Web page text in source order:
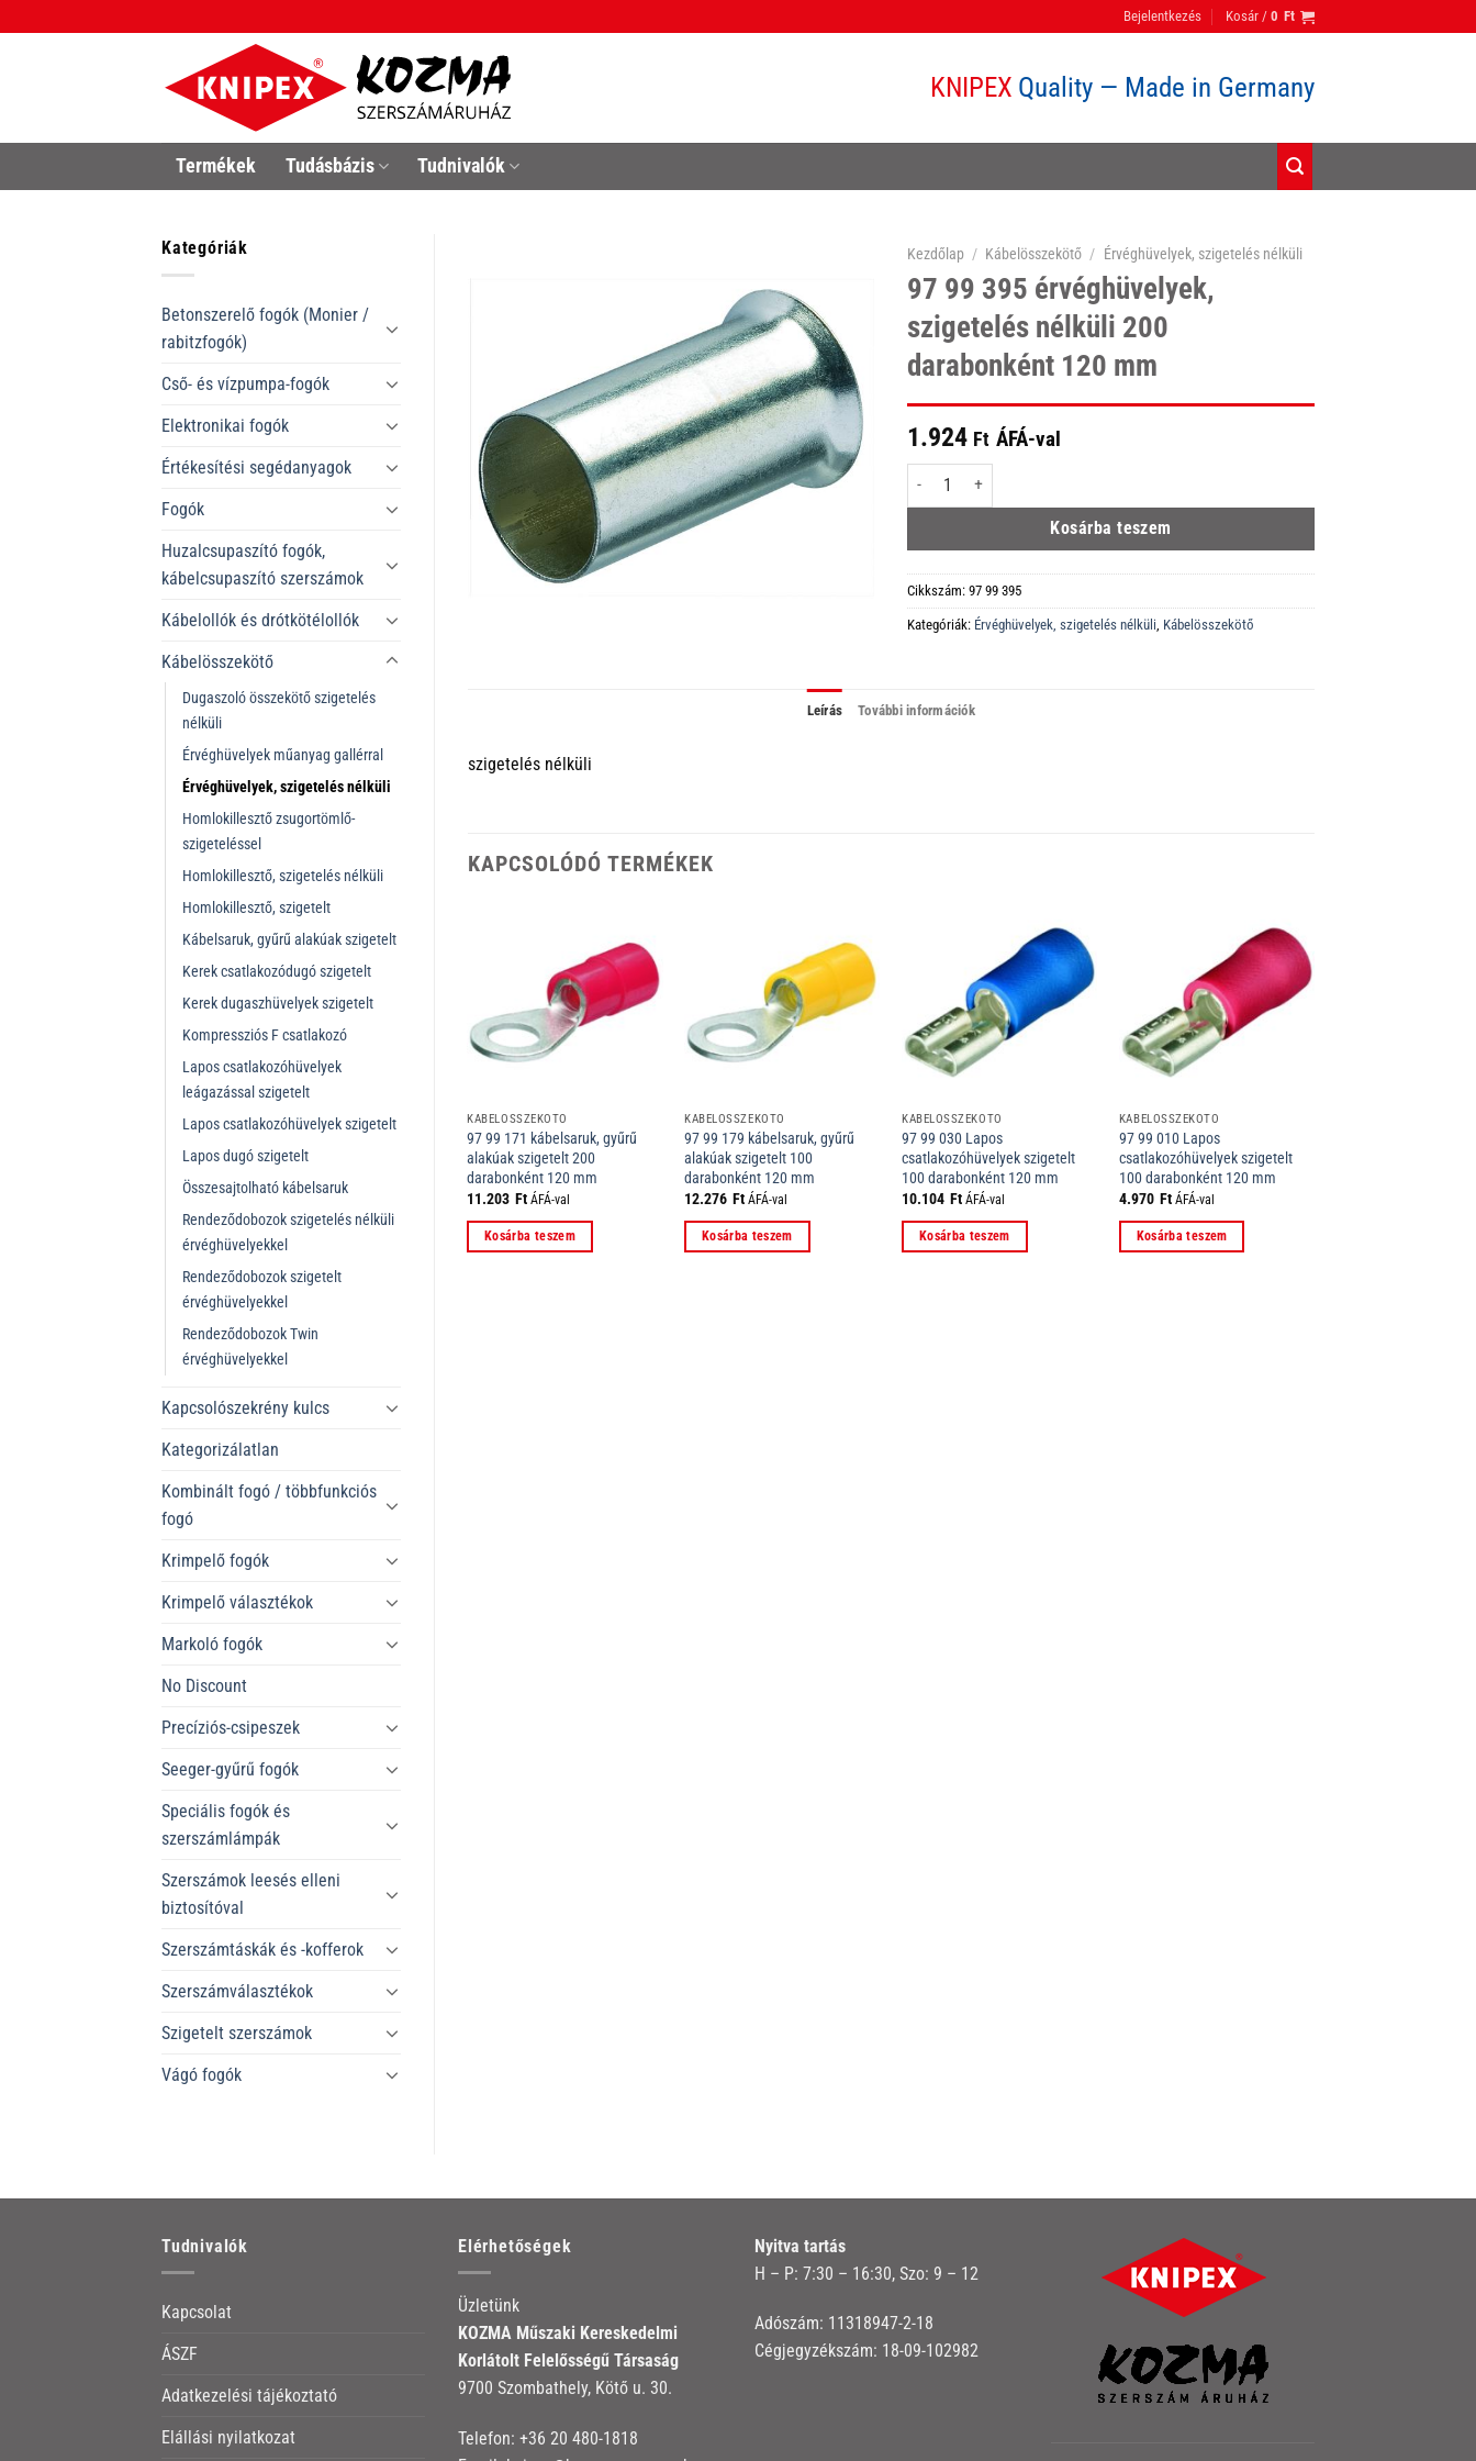
to
Bejelentkezés Kosár / 0 Ft
KNIPEX Quality — Made in Germany
Termékek Tudásbázis Tudnivalók
Kategóriák
Betonszerelő fogók (Monier /
rabitzfogók)
Cső- és vízpumpa-fogók
Elektronikai fogók
Értékesítési segédanyagok
Fogók
Huzalcsupaszító fogók,
kábelcsupaszító szerszámok
Kábelollók és drótkötélollók
Kábelösszekötő
Dugaszoló összekötő szigetelés
nélküli
Érvéghüvelyek műanyag gallérral
Érvéghüvelyek, szigetelés nélküli
Homlokillesztő zsugortömlő-
szigeteléssel
Homlokillesztő, szigetelés nélküli
Homlokillesztő, szigetelt
Kábelsaruk, gyűrű alakúak szigetelt
Kerek csatlakozódugó szigetelt
Kerek dugaszhüvelyek szigetelt
Kompressziós F csatlakozó
Lapos csatlakozóhüvelyek
leágazással szigetelt
Lapos csatlakozóhüvelyek szigetelt
Lapos dugó szigetelt
Összesajtolható kábelsaruk
Rendeződobozok szigetelés nélküli
érvéghüvelyekkel
Rendeződobozok szigetelt
érvéghüvelyekkel
Rendeződobozok Twin
érvéghüvelyekkel
Kapcsolószekrény kulcs
Kategorizálatlan
Kombinált fogó / többfunkciós
fogó
Krimpelő fogók
Krimpelő választékok
Markoló fogók
No Discount
Precíziós-csipeszek
Seeger-gyűrű fogók
Speciális fogók és
szerszámlámpák
Szerszámok leesés elleni
biztosítóval
Szerszámtáskák és -kofferok
Szerszámválasztékok
Szigetelt szerszámok
Vágó fogók
Kezdőlap / Kábelösszekötő / Érvéghüvelyek, szigetelés nélküli
97 99 395 érvéghüvelyek,
szigetelés nélküli 200
darabonként 120 mm
1.924 Ft ÁFÁ-val
97 99 395 érvéghüvelyek, szigetelés nélküli 200 darabonként 120 mm mennyiség
Kosárba teszem
Cikkszám:97 99 395
Kategóriák: Érvéghüvelyek, szigetelés nélküli Kábelösszekötő
Leírás További információk
szigetelés nélküli
KAPCSOLÓDÓ TERMÉKEK
KÁBELÖSSZEKÖTŐ
97 99 171 kábelsaruk, gyűrű
alakúak szigetelt 200
darabonként 120 mm
11.203 Ft ÁFÁ-val
Kosárba teszem
KÁBELÖSSZEKÖTŐ
97 99 179 kábelsaruk, gyűrű
alakúak szigetelt 100
darabonként 120 mm
12.276 Ft ÁFÁ-val
Kosárba teszem
KÁBELÖSSZEKÖTŐ
97 99 030 Lapos
csatlakozóhüvelyek szigetelt
100 darabonként 120 mm
10.104 Ft ÁFÁ-val
Kosárba teszem
KÁBELÖSSZEKÖTŐ
97 99 010 Lapos
csatlakozóhüvelyek szigetelt
100 darabonként 120 mm
4.970 Ft ÁFÁ-val
Kosárba teszem
csatlakozóhüvelyek szigetelt
100 darabonként 120 mm
HOMLOKILLESZTŐ, SZIGETELT
97 99 270 Homlokillesztő,
szigetelt 100 darabonként 120
mm
9.651 Ft
Kosárba teszem
Tudnivalók
Kapcsolat
ÁSZF
Adatkezelési tájékoztató
Elállási nyilatkozat
Elérhetőségek
Üzletünk
KOZMA Műszaki Kereskedelmi
Korlátolt Felelősségű Társaság
9700 Szombathely, Kötő u. 30.
Telefon: +36 20 480-1818
Nyitva tartás
H – P: 7:30 – 16:30, Szo: 9 – 12
Adószám: 11318947-2-18
Cégjegyzékszám: 18-09-102982